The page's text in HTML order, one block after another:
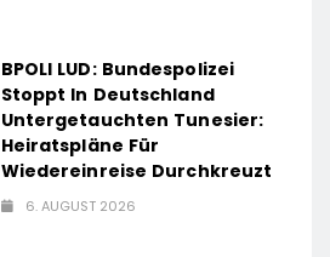
BPOLI LUD: Bundespolizei
Stoppt In Deutschland
Untergetauchten Tunesier:
Heiratspläne Für
Wiedereinreise Durchkreuzt
6. AUGUST 2026